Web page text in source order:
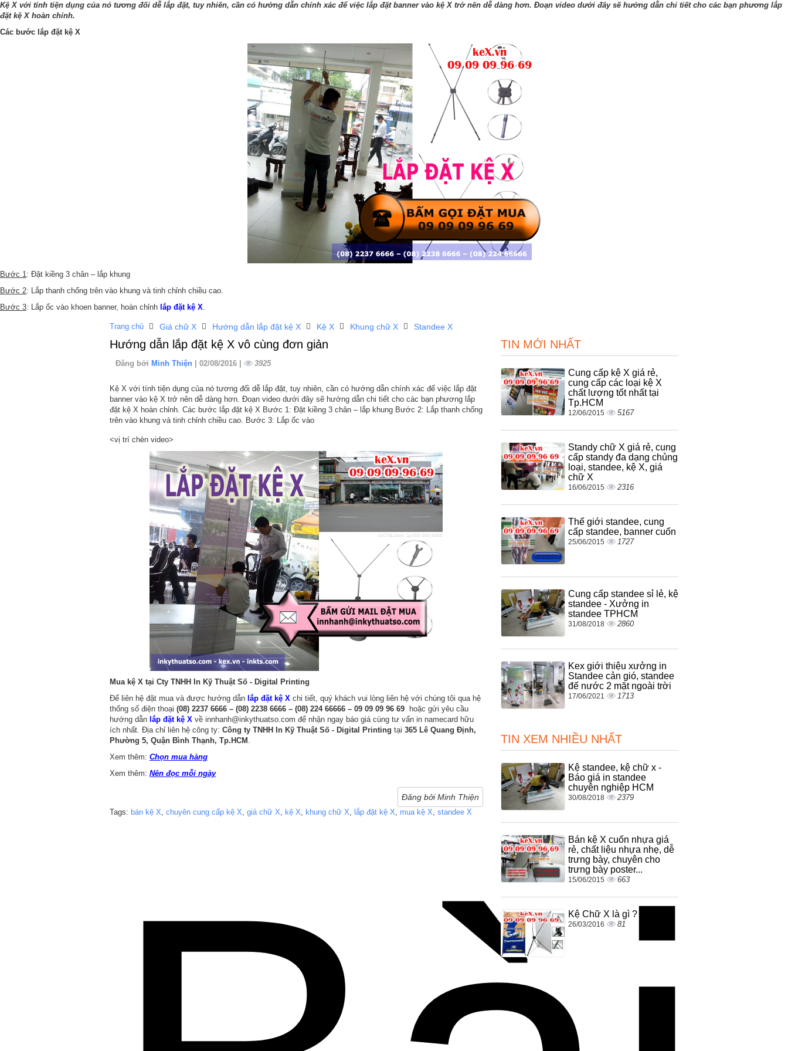
Kệ X với tính tiện dụng của nó tương đối dễ lắp đặt, tuy nhiên, cần có hướng dẫn chính xác để việc lắp đặt banner vào kệ X trở nên dễ dàng hơn. Đoạn video dưới đây sẽ hướng dẫn chi tiết cho các bạn phương lắp
đặt kệ X hoàn chỉnh.
Các bước lắp đặt kệ X
Bước 1: Đặt kiềng 3 chân – lắp khung
Bước 2: Lắp thanh chống trên vào khung và tinh chỉnh chiều cao.
Bước 3: Lắp ốc vào khoen banner, hoàn chỉnh lắp đặt kệ X.
Trang chủ Giá chữ X Hướng dẫn lắp đặt kệ X Kệ X Khung chữ X Standee X
Hướng dẫn lắp đặt kệ X vô cùng đơn giản
Đăng bởi Minh Thiện | 02/08/2016 | 3925
Kệ X với tính tiện dụng của nó tương đối dễ lắp đặt, tuy nhiên, cần có hướng dẫn chính xác để việc lắp đặt
banner vào kệ X trở nên dễ dàng hơn. Đoạn video dưới đây sẽ hướng dẫn chi tiết cho các bạn phương lắp
đặt kệ X hoàn chỉnh. Các bước lắp đặt kệ X Bước 1: Đặt kiềng 3 chân – lắp khung Bước 2: Lắp thanh chống
trên vào khung và tinh chỉnh chiều cao. Bước 3: Lắp ốc vào
<vị trí chèn video>
Mua kệ X tại Cty TNHH In Kỹ Thuật Số - Digital Printing
Để liên hệ đặt mua và được hướng dẫn lắp đặt kệ X chi tiết, quý khách vui lòng liên hệ với chúng tôi qua hệ
thống số điện thoại (08) 2237 6666 – (08) 2238 6666 – (08) 224 66666 – 09 09 09 96 69 hoặc gửi yêu cầu
hướng dẫn lắp đặt kệ X về innhanh@inkythuatso.com để nhận ngay báo giá cùng tư vấn in namecard hữu
ích nhất. Địa chỉ liên hệ công ty: Công ty TNHH In Kỹ Thuật Số - Digital Printing tại 365 Lê Quang Định,
Phường 5, Quận Bình Thạnh, Tp.HCM
Xem thêm: Chọn mua hàng
Xem thêm: Nên đọc mỗi ngày
Đăng bởi Minh Thiện
Tags: bán kệ X chuyên cung cấp kệ X giá chữ X kệ X khung chữ X lắp đặt kệ X mua kệ X standee X
TIN MỚI NHẤT
Cung cấp kệ X giá rẻ,
cung cấp các loại kệ X
chất lượng tốt nhất tại
Tp.HCM
12/06/2015 5167
Standy chữ X giá rẻ, cung
cấp standy đa dạng chủng
loại, standee, kệ X, giá
chữ X
16/06/2015 2316
Thế giới standee, cung
cấp standee, banner cuốn
25/06/2015 1727
Cung cấp standee sỉ lẻ, kệ
standee - Xưởng in
standee TPHCM
31/08/2018 2860
Kex giới thiệu xưởng in
Standee cản gió, standee
đế nước 2 mặt ngoài trời
17/06/2021 1713
TIN XEM NHIỀU NHẤT
Kệ standee, kệ chữ x -
Báo giá in standee
chuyên nghiệp HCM
30/08/2018 2379
Bán kệ X cuốn nhựa giá
rẻ, chất liệu nhựa nhẹ, dễ
trưng bày, chuyên cho
trưng bày poster...
15/06/2015 663
Kệ Chữ X là gì ?
26/03/2016 81